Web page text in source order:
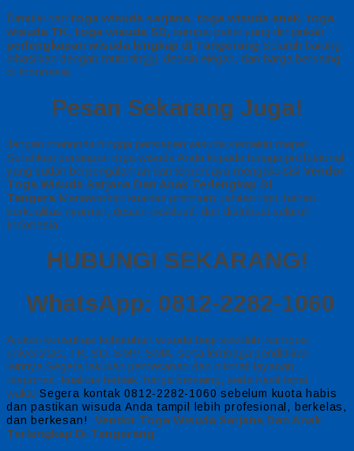
Dimulai dari toga wisuda sarjana, toga wisuda anak, toga
wisuda TK, toga wisuda SD, sampai paket yang diinginkan
perlengkapan wisuda lengkap di Tangerang Seluruh barang
dihasilkan dengan mutu tinggi, desain elegan, dan harga bersaing
di Indonesia
Pesan Sekarang Juga!
Jangan menunda hingga persiapan wisuda semakin mepet
Serahkan persiapan toga wisuda Anda kepada tenaga profesional
yang sudah berpengalaman dan terpercaya mengakuisisi Vendor
Toga Wisuda Sarjana Dan Anak Terlengkap Di
Tangera Menawarkan kualitas premium, jahitan rapi, bahan
berkualitas nyaman, desain eksklusif, dan distribusi seluruh
Indonesia
HUBUNGI SEKARANG!
WhatsApp: 0812-2282-1060
Ajukan konsultasi kebutuhan wisuda bagi sekolah, kampus,
universitas, TK, SD, SMP, SMA, serta lembaga pendidikan
lainnya Segera lakukan pemesanan dan nikmati layanan
responsif, kualitas terbaik, harga bersaing, serta hasil tepat
waktu Segera kontak 0812-2282-1060 sebelum kuota habis
dan pastikan wisuda Anda tampil lebih profesional, berkelas,
dan berkesan!Vendor Toga Wisuda Sarjana Dan Anak
Terlengkap Di Tangerang